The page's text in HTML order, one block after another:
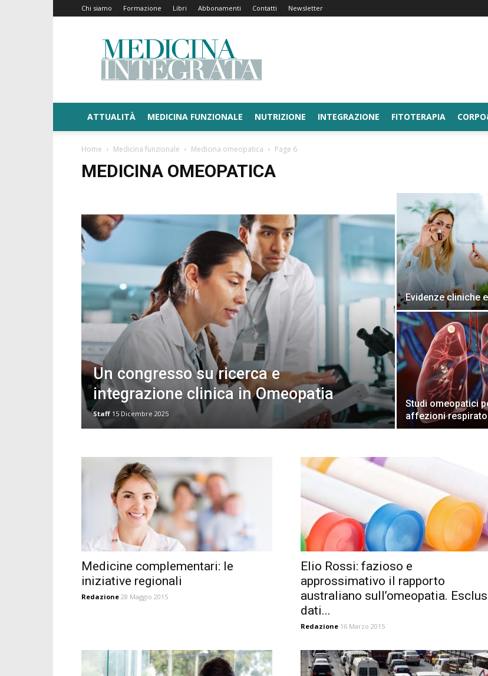
Chi siamo Formazione Libri Abbonamenti Contatti Newsletter
Medicina
Integrata
ATTUALITÀ MEDICINA FUNZIONALE NUTRIZIONE INTEGRAZIONE FITOTERAPIA
Home Medicina funzionale Medicina omeopatica Page 6
MEDICINA OMEOPATICA
Un congresso su ricerca e
integrazione clinica in Omeopatia
Staff 15 Dicembre 2025
Evidenze cliniche
Studi omeopatici
affezioni
Medicine complementari: le
iniziative regionali
Redazione 28 Maggio 2015
Elio Rossi: fazioso e
approssimativo il rapporto
australiano sull’omeopatia.
dati...
Redazione 16 Marzo 2015